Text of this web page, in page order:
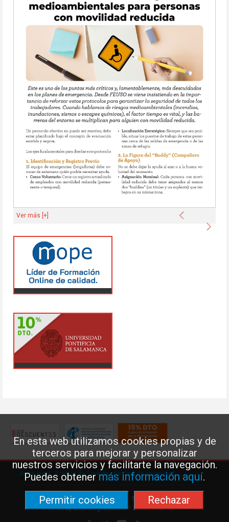
En esta web utilizamos cookies propias y de
terceros para mejorar y personalizar
nuestros servicios y facilitarte la navegación.
Puedes obtenermás información aquí.
Permitir cookies
Rechazar
Anterior
Ver más [+]
Aviso legal·Política de Cookies·Política de privacidad
Federación de Enseñanza de USO · Teléfono: 91 577 41 13 ·
Príncipe de Vergara, 13 · 7º 28001 MADRID